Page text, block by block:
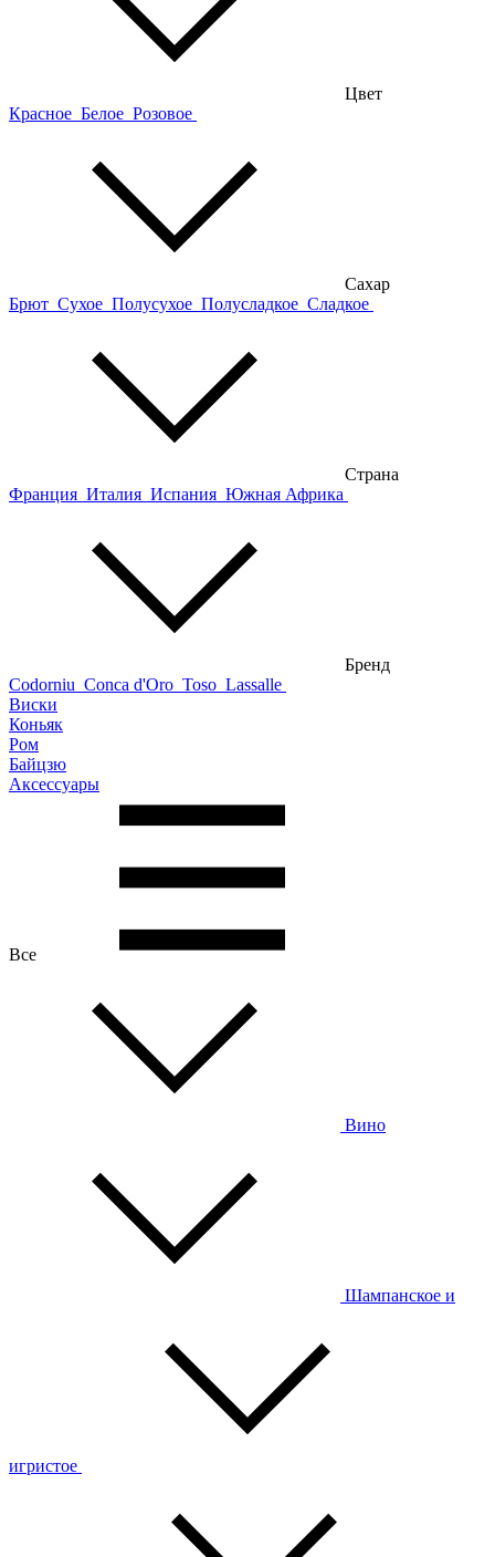
Цвет
Красное Белое Розовое
Сахар
Брют Сухое Полусухое Полусладкое Сладкое
Страна
Франция Италия Испания Южная Африка
Бренд
Codorniu Conca d'Oro Toso Lassalle
Виски
Коньяк
Ром
Байцзю
Аксессуары
Все
Вино
Шампанское и
игристое